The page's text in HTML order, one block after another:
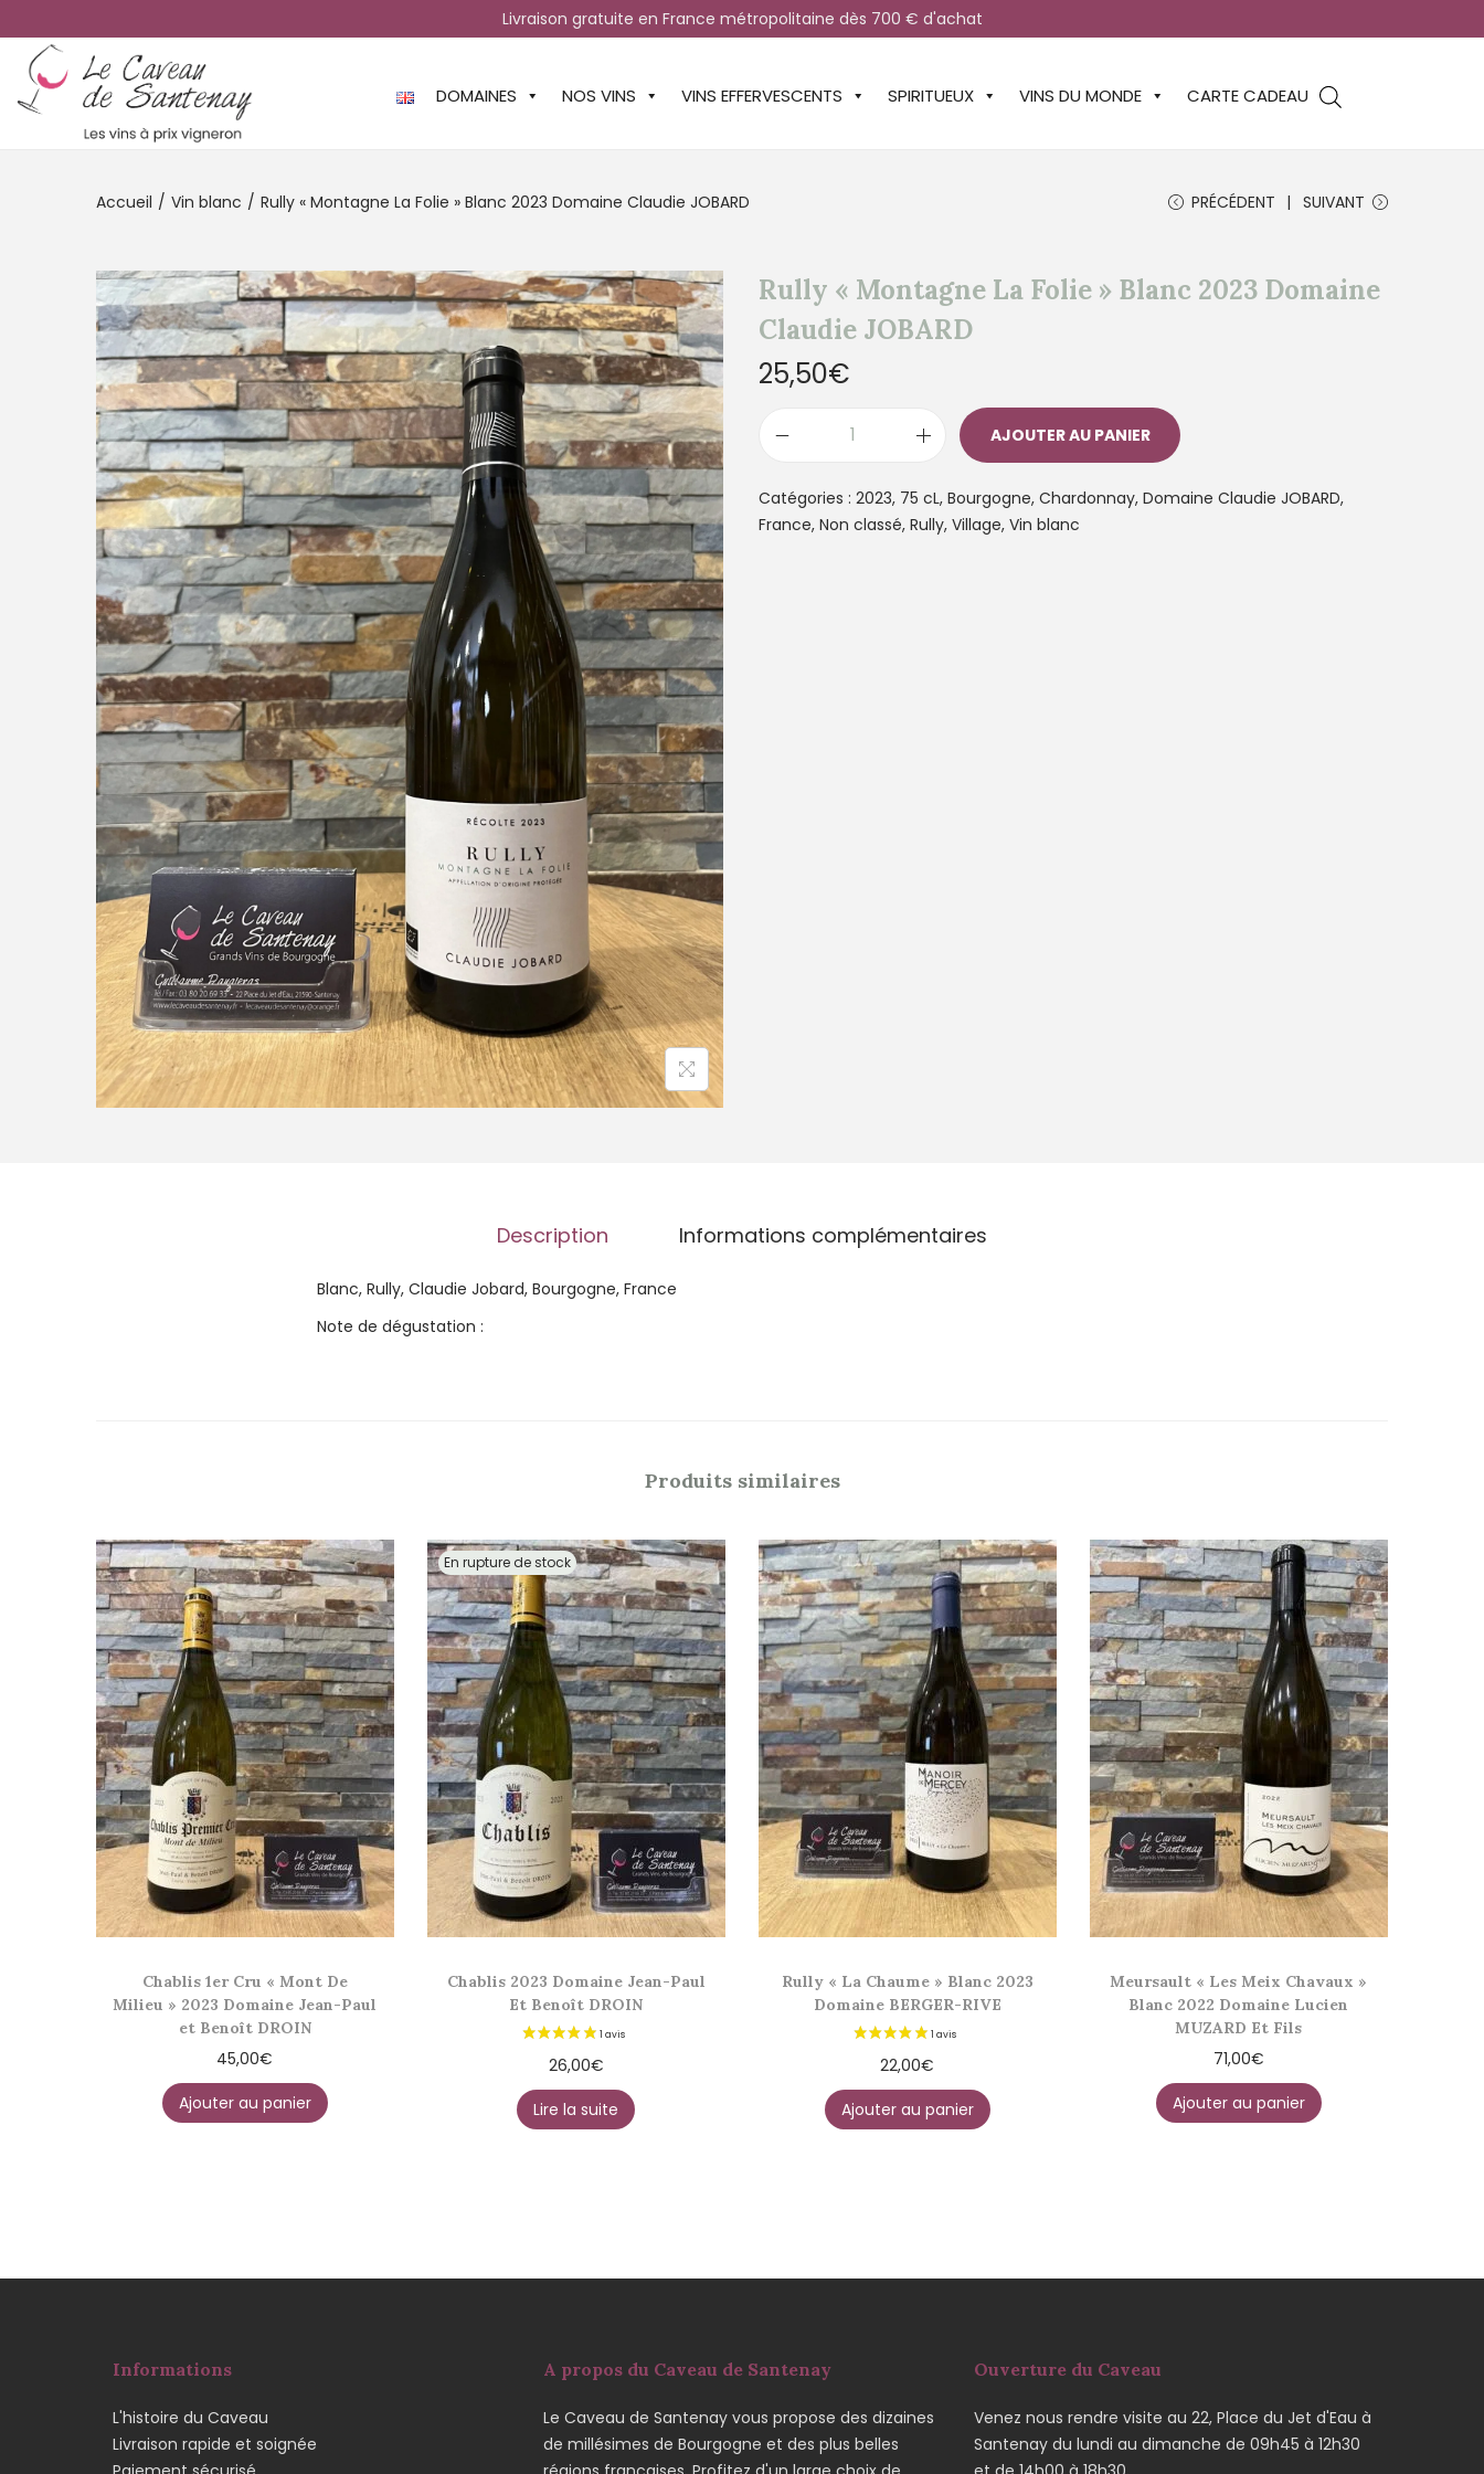
Livraison gratuite en France métropolitaine dès 700 € d'achat
DOMAINES NOS VINS VINS EFFERVESCENTS SPIRITUEUX VINS DU MONDE CARTE CADEAU
Accueil / Vin blanc / Rully « Montagne La Folie » Blanc 2023 Domaine Claudie JOBARD PRÉCÉDENT SUIVANT
Rully « Montagne La Folie » Blanc 2023 Domaine
Claudie JOBARD
25,50€
AJOUTER AU PANIER
Catégories : 2023, 75 cL, Bourgogne, Chardonnay, Domaine Claudie JOBARD,
France, Non classé, Rully, Village, Vin blanc
Description Informations complémentaires
Blanc, Rully, Claudie Jobard, Bourgogne, France
Note de dégustation :
Produits similaires
Chablis 1er Cru « Mont De
Milieu » 2023 Domaine Jean-Paul
et Benoît DROIN
45,00€
Ajouter au panier
En rupture de stock
Chablis 2023 Domaine Jean-Paul
Et Benoît DROIN
26,00€
Lire la suite
Rully « La Chaume » Blanc 2023
Domaine BERGER-RIVE
22,00€
Ajouter au panier
Meursault « Les Meix Chavaux »
Blanc 2022 Domaine Lucien
MUZARD Et Fils
71,00€
Ajouter au panier
Informations
L'histoire du Caveau
Livraison rapide et soignée
A propos du Caveau de Santenay
Le Caveau de Santenay vous propose des dizaines
de millésimes de Bourgogne et des plus belles
Ouverture du Caveau
Venez nous rendre visite au 22, Place du Jet d'Eau à
Santenay du lundi au dimanche de 09h45 à 12h30